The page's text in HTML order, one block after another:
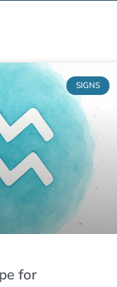
SIGNS
for